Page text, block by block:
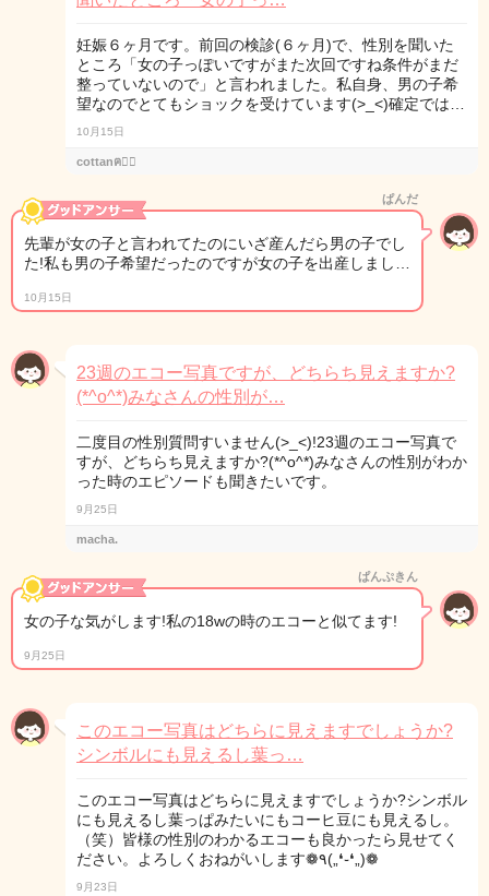
妊娠６ヶ月です。前回の検診(６ヶ月)で、性別を聞いた
ところ「女の子っぽいですがまた次回ですね条件がまだ
整っていないので」と言われました。私自身、男の子希
望なのでとてもショックを受けています(>_<)確定では…
10月15日
cottanฅ♡⃛
ぱんだ
先輩が女の子と言われてたのにいざ産んだら男の子でし
た!私も男の子希望だったのですが女の子を出産しまし…
10月15日
23週のエコー写真ですが、どちらち見えますか?
(*^o^*)みなさんの性別が…
二度目の性別質問すいません(>_<)!23週のエコー写真で
すが、どちらち見えますか?(*^o^*)みなさんの性別がわか
った時のエピソードも聞きたいです。
9月25日
macha.
ぱんぷきん
女の子な気がします!私の18wの時のエコーと似てます!
9月25日
このエコー写真はどちらに見えますでしょうか?
シンボルにも見えるし葉っ…
このエコー写真はどちらに見えますでしょうか?シンボル
にも見えるし葉っぱみたいにもコーヒ豆にも見えるし。
（笑）皆様の性別のわかるエコーも良かったら見せてく
ださい。よろしくおねがいします❁٩(„❛֊❛„)❁
9月23日